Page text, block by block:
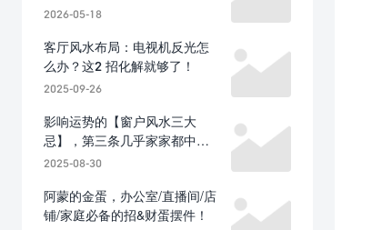
风水布局方案设计！
2026-05-18
客厅风水布局：电视机反光怎
么办？这2 招化解就够了！
2025-09-26
影响运势的【窗户风水三大
忌】，第三条几乎家家都中
招！
2025-08-30
阿蒙的金蛋，办公室/直播间/店
铺/家庭必备的招&财蛋摆件！